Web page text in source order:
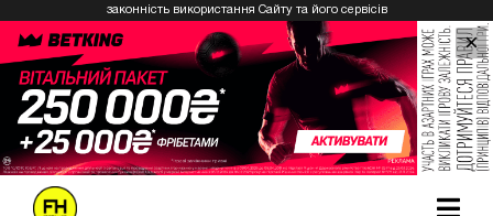
законність використання Сайту та його сервісів
Користувачем, який не досяг 21-річного віку.
Твори Getty Images, що розміщені на сайті, не можуть
бути використані третіми особами без письмового
дозволу ТОВ «ГЛОБАЛ ІМІДЖЕС ЮКРЕЙН.
×